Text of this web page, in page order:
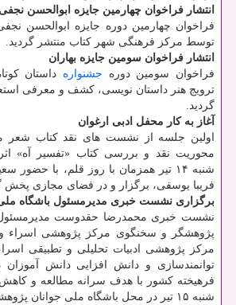
انتشار فراخوان چهارمین جایزه ابوالحسن نجفی
فراخوان چهارمین دوره جایزه ابوالحسن
توسط مرکز فرهنگی شهر کتاب منتشر گردید.
انتشار فراخوان سومین جایزه بهاران
فراخوان سومین دوره جشنواره داستان
ترویج هنر داستان نویسی، کشف و معرفی
گردید.
آغاز به کار محفل ادبی ارغوان
اولین جلسه از نشست های نقد کتاب شعر
محوریت نقد و بررسی کتاب «تفسیر آه»
شنبه ۱۴ تیر همزمان با روز قلم، با حضور
فریبا یوسفی، برگزار و در فضای مجازی پخش
برگزاری نشست خبری مدیرمسئول باشگاه
نشست خبری محمدرضا حقدوست مدیرمسئول
پژوهشگر و سخنگوی مرکز پژوهشی اسراء
مرکز پژوهشی ادبیات تحلیلی و تطبیقی
توانمندسازی و دانش افزایی دانش آموزان
فرهیخته کشور با هدف سرانه مطالعه و
شنبه ۱۵ تیر در محل باشگاه ملی جوانان پژوهشگر انجام شد.